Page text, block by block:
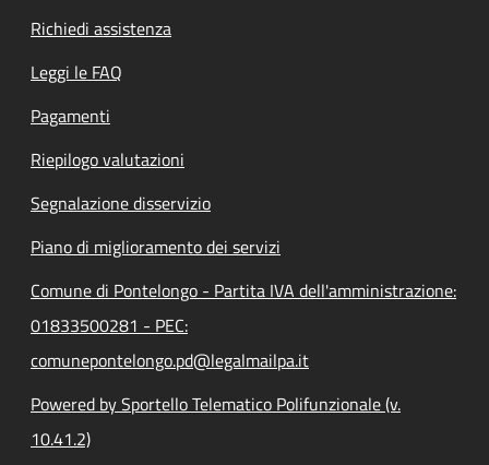
Richiedi assistenza
Leggi le FAQ
Pagamenti
Riepilogo valutazioni
Segnalazione disservizio
Piano di miglioramento dei servizi
Comune di Pontelongo - Partita IVA dell'amministrazione:
01833500281 - PEC:
comunepontelongo.pd@legalmailpa.it
Powered by Sportello Telematico Polifunzionale (v.
10.41.2)